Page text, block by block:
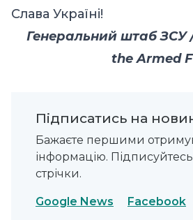
Слава Україні!
Генеральний штаб ЗСУ
the Armed
Підписатись на
Бажаєте першими
інформацію.
стрічки.
Google News Facebook